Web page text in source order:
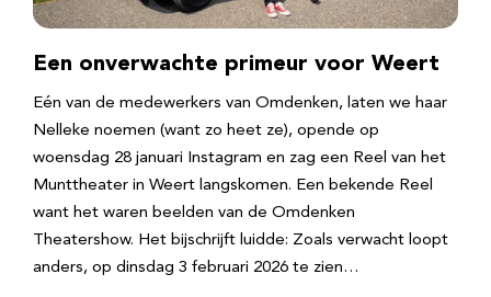
Een onverwachte primeur voor Weert
Eén van de medewerkers van Omdenken, laten we haar
Nelleke noemen (want zo heet ze), opende op
woensdag 28 januari Instagram en zag een Reel van het
Munttheater in Weert langskomen. Een bekende Reel
want het waren beelden van de Omdenken
Theatershow. Het bijschrijft luidde: Zoals verwacht loopt
anders, op dinsdag 3 februari 2026 te zien…